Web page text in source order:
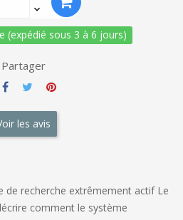
(expédié sous 3 à 6 jours)
Partager
les avis
de recherche extrêmement actif Le
comment le système